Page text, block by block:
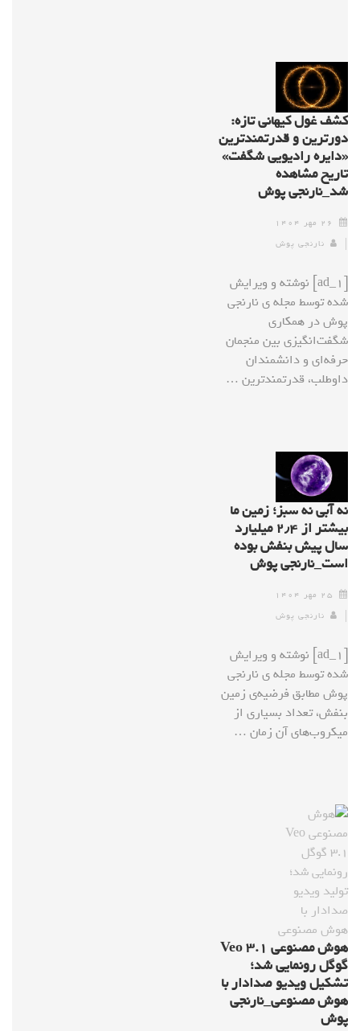
کشف غول کیهانی تازه:
دورترین و قدرتمندترین
«دایره رادیویی شگفت»
تاریخ مشاهده
شد_نارنجی پوش
۲۶ مهر ۱۴۰۴
نارنجی پوش
[ad_1] نوشته و ویرایش
شده توسط مجله ی نارنجی
پوش در همکاری
شگفت‌انگیزی بین منجمان
حرفه‌ای و دانشمندان
داوطلب، قدرتمندترین …
نه آبی نه سبز؛ زمین ما
بیشتر از ۲٫۴ میلیارد
سال پیش بنفش بوده
است_نارنجی پوش
۲۵ مهر ۱۴۰۴
نارنجی پوش
[ad_1] نوشته و ویرایش
شده توسط مجله ی نارنجی
پوش مطابق فرضیه‌ی زمین
بنفش، تعداد بسیاری از
میکروب‌های آن زمان …
هوش مصنوعی Veo ۳.۱
گوگل رونمایی شد؛
تشکیل ویدیو صدادار با
هوش مصنوعی_نارنجی
پوش